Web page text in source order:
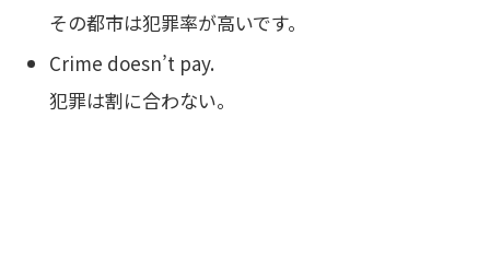
その都市は犯罪率が高いです。
Crime doesn’t pay.
犯罪は割に合わない。